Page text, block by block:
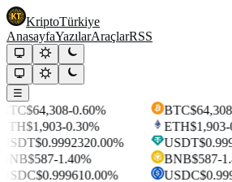
KriptoTürkiye
AnasayfaYazılarAraçlarRSS
☰
$64,308-0.60%
$1,903-0.30%
$0.9992320.00%
$587-1.40%
$0.999610.00%
BTC$64,308
ETH$1,903-
USDT
BNB$587-
USDC